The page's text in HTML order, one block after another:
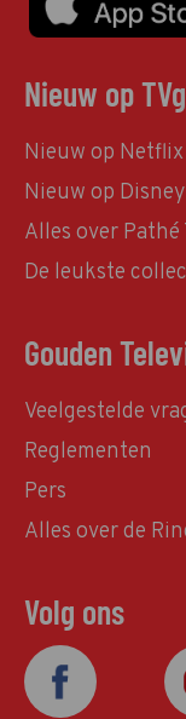
Nieuw op
Nieuw op Netflix
Nieuw op
Alles over Pathé
De leukste
Gouden
Veelgestelde
Reglementen
Pers
Alles over de
Volg ons